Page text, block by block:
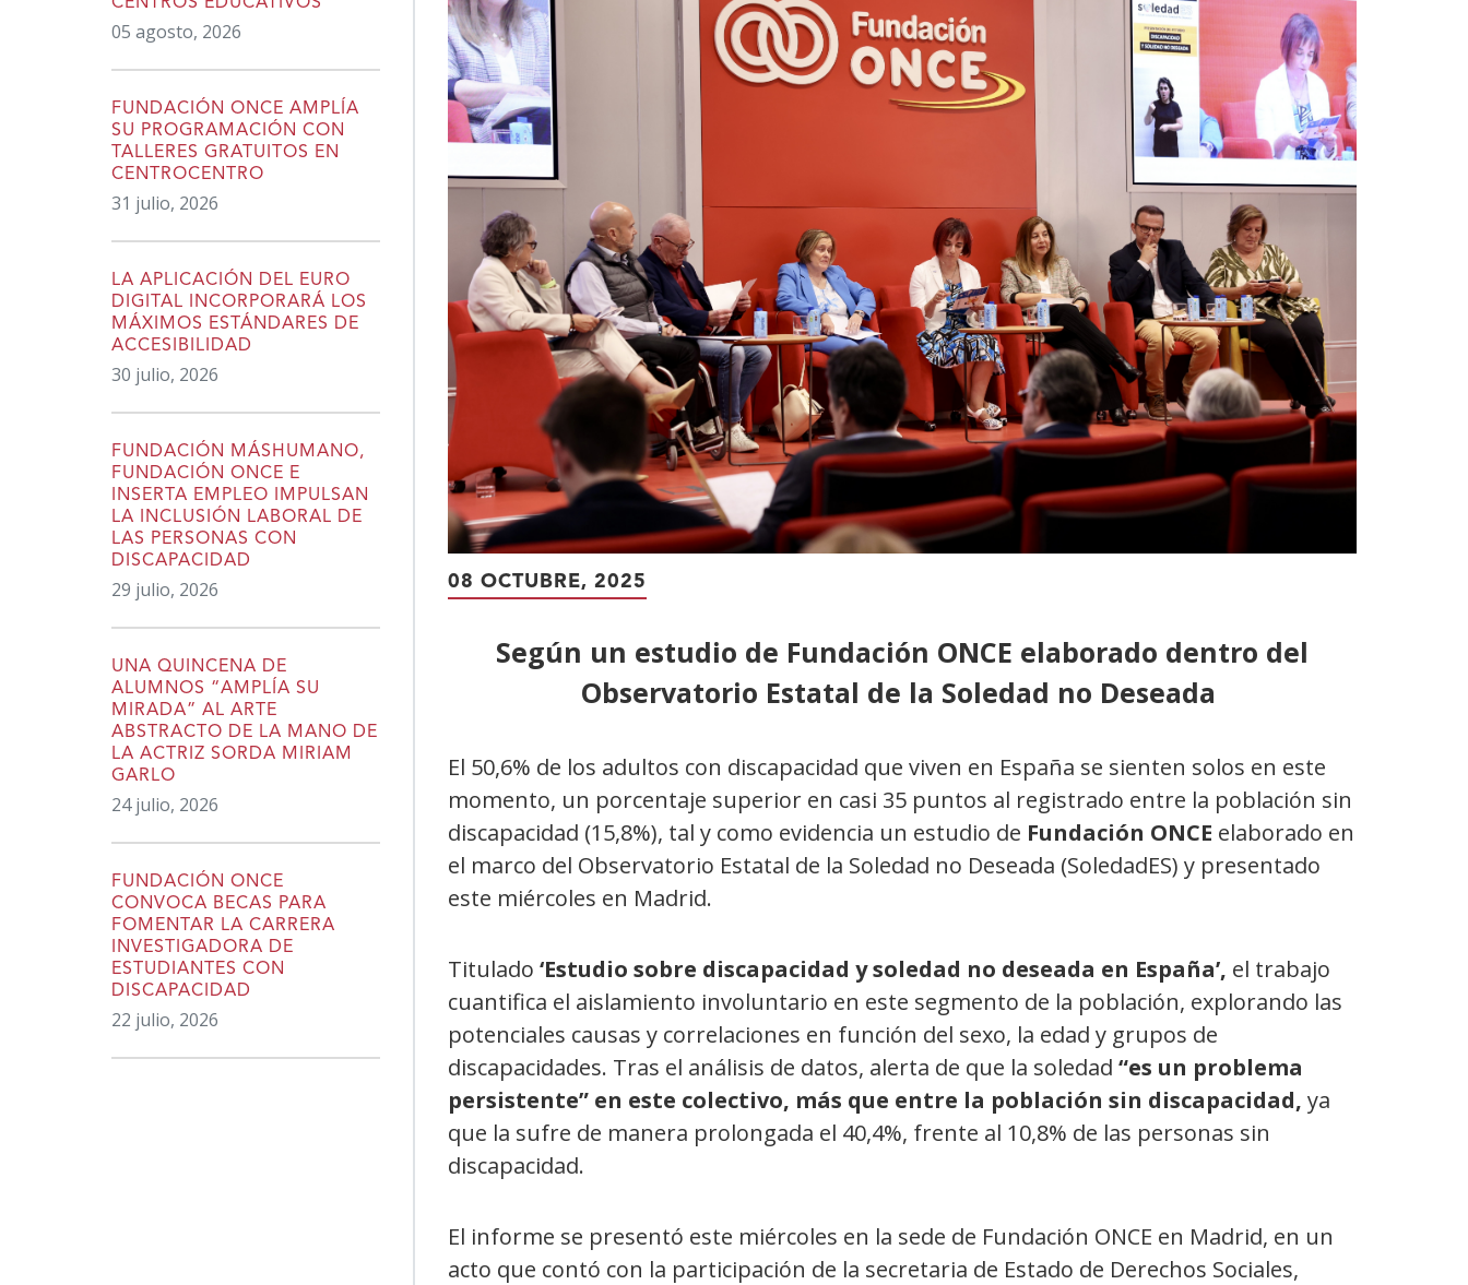
08 OCTUBRE, 2025
Según un estudio de Fundación ONCE elaborado dentro del
Observatorio Estatal de la Soledad no Deseada
El 50,6% de los adultos con discapacidad que viven en España se sienten solos en este
momento, un porcentaje superior en casi 35 puntos al registrado entre la población sin
discapacidad (15,8%), tal y como evidencia un estudio de Fundación ONCE elaborado en
el marco del Observatorio Estatal de la Soledad no Deseada (SoledadES) y presentado
este miércoles en Madrid.
Titulado ‘Estudio sobre discapacidad y soledad no deseada en España’, el trabajo
cuantifica el aislamiento involuntario en este segmento de la población, explorando las
potenciales causas y correlaciones en función del sexo, la edad y grupos de
discapacidades. Tras el análisis de datos, alerta de que la soledad “es un problema
persistente” en este colectivo, más que entre la población sin discapacidad, ya
que la sufre de manera prolongada el 40,4%, frente al 10,8% de las personas sin
discapacidad.
El informe se presentó este miércoles en la sede de Fundación ONCE en Madrid, en un
acto que contó con la participación de la secretaria de Estado de Derechos Sociales,
05 agosto, 2026
FUNDACIÓN ONCE AMPLÍA
SU PROGRAMACIÓN CON
TALLERES GRATUITOS EN
CENTROCENTRO
31 julio, 2026
LA APLICACIÓN DEL EURO
DIGITAL INCORPORARÁ LOS
MÁXIMOS ESTÁNDARES DE
ACCESIBILIDAD
30 julio, 2026
FUNDACIÓN MÁSHUMANO,
FUNDACIÓN ONCE E
INSERTA EMPLEO IMPULSAN
LA INCLUSIÓN LABORAL DE
LAS PERSONAS CON
DISCAPACIDAD
29 julio, 2026
UNA QUINCENA DE
ALUMNOS “AMPLÍA SU
MIRADA” AL ARTE
ABSTRACTO DE LA MANO DE
LA ACTRIZ SORDA MIRIAM
GARLO
24 julio, 2026
FUNDACIÓN ONCE
CONVOCA BECAS PARA
FOMENTAR LA CARRERA
INVESTIGADORA DE
ESTUDIANTES CON
DISCAPACIDAD
22 julio, 2026